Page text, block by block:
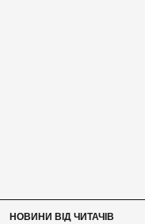
НОВИНИ ВІД ЧИТАЧІВ